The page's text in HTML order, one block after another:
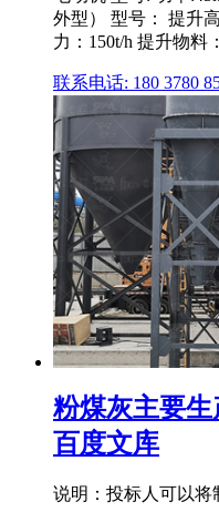
外型） 型号： 提升
力：150t/h 提升物料
联系电话: 180 3780
粉煤灰主要生
百度文库
说明：投标人可以将